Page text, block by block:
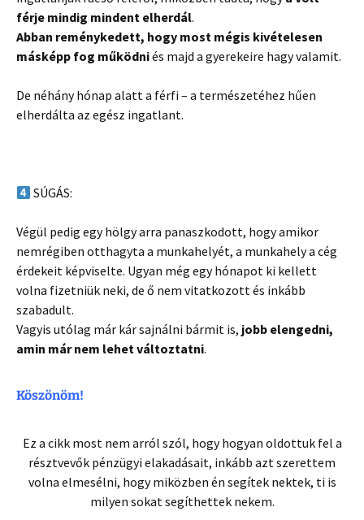
férje mindig mindent elherdál.
Abban reménykedett, hogy most mégis kivételesen
másképp fog működniés majd a gyerekeire hagy valamit.
De néhány hónap alatt a férfi – a természetéhez hűen
elherdálta az egész ingatlant.
SÚGÁS:
Végül pedig egy hölgy arra panaszkodott, hogy amikor
nemrégiben otthagyta a munkahelyét, a munkahely a cég
érdekeit képviselte. Ugyan még egy hónapot ki kellett
volna fizetniük neki, de ő nem vitatkozott és inkább
szabadult.
Vagyis utólag már kár sajnálni bármit is, jobb elengedni,
amin már nem lehet változtatni.
Köszönöm!
Ez a cikk most nem arról szól, hogy hogyan oldottuk fel a
résztvevők pénzügyi elakadásait, inkább azt szerettem
volna elmesélni, hogy miközben én segítek nektek, ti is
milyen sokat segíthettek nekem.